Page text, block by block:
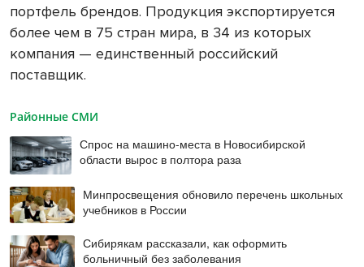
портфель брендов. Продукция экспортируется
более чем в 75 стран мира, в 34 из которых
компания — единственный российский
поставщик.
Районные СМИ
Спрос на машино-места в Новосибирской
области вырос в полтора раза
Минпросвещения обновило перечень школьных
учебников в России
Сибирякам рассказали, как оформить
больничный без заболевания